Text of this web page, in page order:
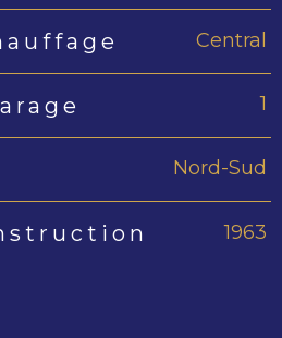
Central
1
Nord-Sud
1963